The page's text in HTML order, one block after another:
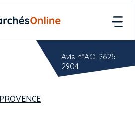
Avis n°AO-2625-
2904